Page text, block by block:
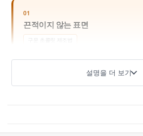
01
끈적이지 않는 표면
구운 초콜릿 제조법
설명을 더 보기